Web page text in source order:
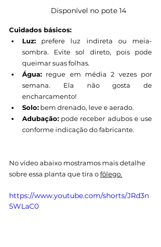
        Disponível no pote 14
Cuidados básicos:
Luz: prefere luz indireta ou meia-
sombra. Evite sol direto, pois pode
queimar suas folhas.
Água: regue em média 2 vezes por
semana. Ela não gosta de
encharcamento!
Solo: bem drenado, leve e aerado.
Adubação: pode receber adubos e use
conforme indicação do fabricante.
No vídeo abaixo mostramos mais detalhe
sobre essa planta que tira o fôlego.
https://www.youtube.com/shorts/JRd3n
5WLaC0